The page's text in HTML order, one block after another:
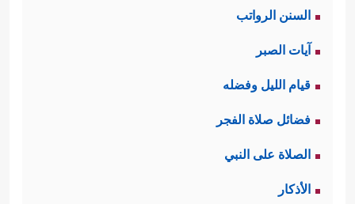
السنن الرواتب
آيات الصبر
قيام الليل وفضله
فضائل صلاة الفجر
الصلاة على النبي
الأذكار